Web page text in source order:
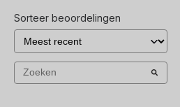
Sorteer beoordelingen